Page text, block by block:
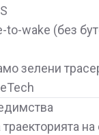
to-wake (без
зелени